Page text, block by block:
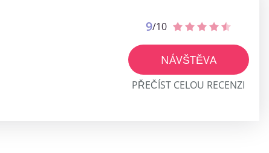
9/10
NÁVŠTĚVA
PŘEČÍST CELOU RECENZI